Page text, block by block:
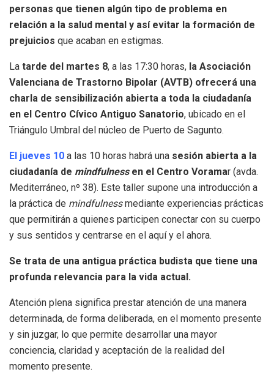
personas que tienen algún tipo de problema en
relación a la salud mental y así evitar la formación de
prejuicios que acaban en estigmas.
La tarde del martes 8, a las 17:30 horas, la Asociación
Valenciana de Trastorno Bipolar (AVTB) ofrecerá una
charla de sensibilización abierta a toda la ciudadanía
en el Centro Cívico Antiguo Sanatorio, ubicado en el
Triángulo Umbral del núcleo de Puerto de Sagunto.
El jueves 10 a las 10 horas habrá una sesión abierta a la
ciudadanía de mindfulnessen el Centro Voramar (avda.
Mediterráneo, nº 38). Este taller supone una introducción a
la práctica de mindfulnessmediante experiencias prácticas
que permitirán a quienes participen conectar con su cuerpo
y sus sentidos y centrarse en el aquí y el ahora.
Se trata de una antigua práctica budista que tiene una
profunda relevancia para la vida actual.
Atención plena significa prestar atención de una manera
determinada, de forma deliberada, en el momento presente
y sin juzgar, lo que permite desarrollar una mayor
conciencia, claridad y aceptación de la realidad del
momento presente.